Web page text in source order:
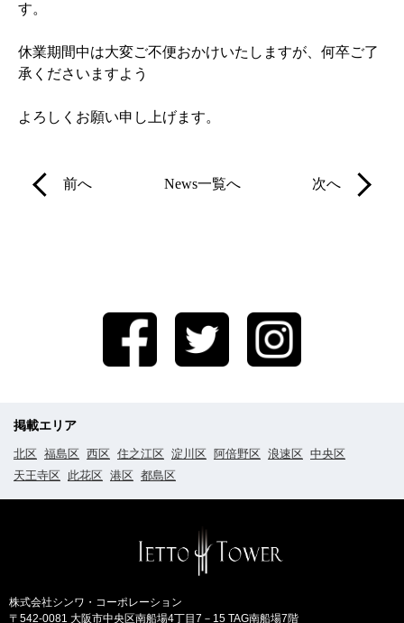
す。
休業期間中は大変ご不便おかけいたしますが、何卒ご了
承くださいますよう
よろしくお願い申し上げます。
前へ News一覧へ 次へ
掲載エリア
北区 福島区 西区 住之江区 淀川区 阿倍野区 浪速区 中央区
天王寺区
此花区 港区 都島区
株式会社シンワ・コーポレーション
〒542-0081 大阪市中央区南船場4丁目7－15 TAG南船場7階